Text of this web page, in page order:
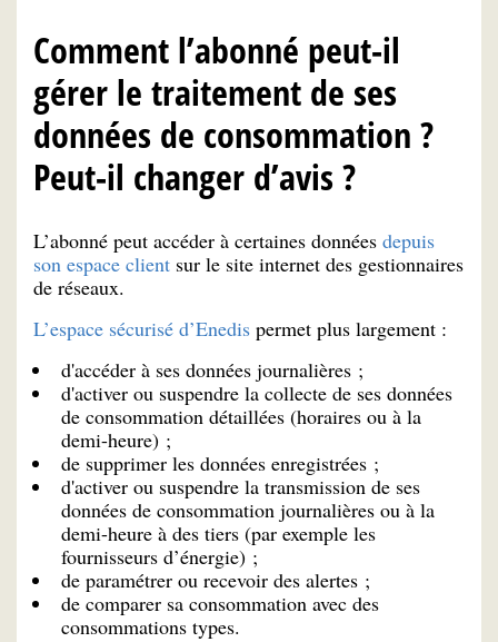
Comment l’abonné peut-il
gérer le traitement de ses
données de consommation ?
Peut-il changer d’avis ?
L’abonné peut accéder à certaines données depuis
son espace client sur le site internet des gestionnaires
de réseaux.
L’espace sécurisé d’Enedis permet plus largement :
d'accéder à ses données journalières ;
d'activer ou suspendre la collecte de ses données
de consommation détaillées (horaires ou à la
demi-heure) ;
de supprimer les données enregistrées ;
d'activer ou suspendre la transmission de ses
données de consommation journalières ou à la
demi-heure à des tiers (par exemple les
fournisseurs d’énergie) ;
de paramétrer ou recevoir des alertes ;
de comparer sa consommation avec des
consommations types.